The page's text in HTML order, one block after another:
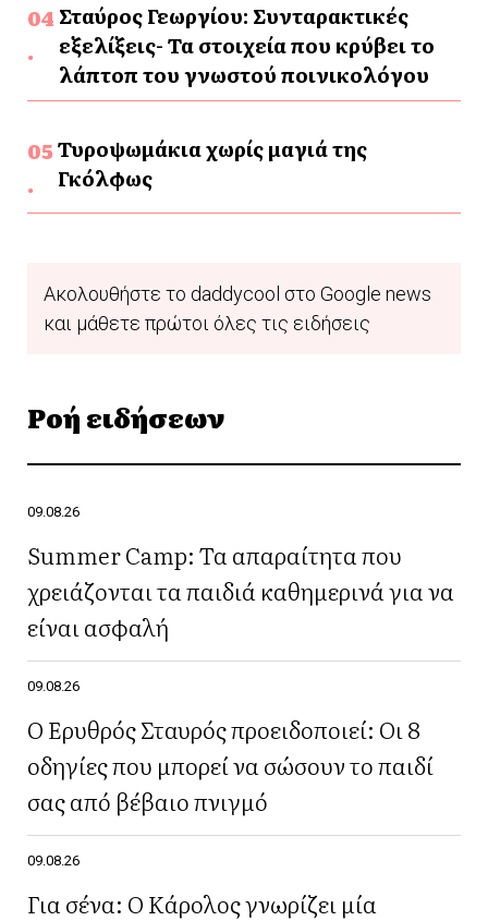
Σταύρος Γεωργίου: Συνταρακτικές
εξελίξεις- Τα στοιχεία που κρύβει το
λάπτοπ του γνωστού ποινικολόγου
Τυροψωμάκια χωρίς μαγιά της
Γκόλφως
Ακολουθήστε το daddycool στο Google news
και μάθετε πρώτοι όλες τις ειδήσεις
Ροή ειδήσεων
09.08.26
Summer Camp: Τα απαραίτητα που
χρειάζονται τα παιδιά καθημερινά για να
είναι ασφαλή
09.08.26
Ο Ερυθρός Σταυρός προειδοποιεί: Οι 8
οδηγίες που μπορεί να σώσουν το παιδί
σας από βέβαιο πνιγμό
09.08.26
Για σένα: Ο Κάρολος γνωρίζει μία